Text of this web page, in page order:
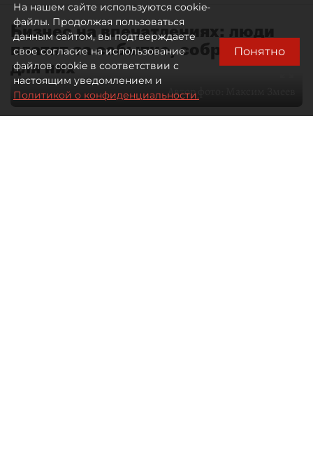
Бизнес на впечатлениях: люди
платят за событие, собранное
для них
Автор фото:
На нашем сайте используются cookie-
файлы. Продолжая пользоваться
данным сайтом, вы подтверждаете
свое согласие на использование
файлов cookie в соответствии с
настоящим уведомлением и
Политикой о конфиденциальности.
Понятно